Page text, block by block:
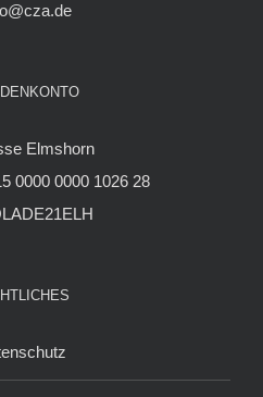
Elmshorn
0000 0000 1026 28